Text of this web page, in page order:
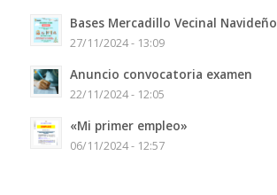
Bases Mercadillo Vecinal Navideño
27/11/2024 - 13:09
Anuncio convocatoria examen
22/11/2024 - 12:05
«Mi primer empleo»
06/11/2024 - 12:57